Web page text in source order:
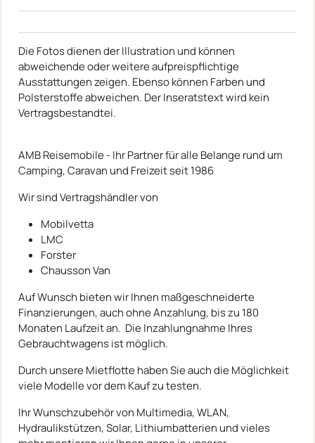
Die Fotos dienen der Illustration und können
abweichende oder weitere aufpreispflichtige
Ausstattungen zeigen. Ebenso können Farben und
Polsterstoffe abweichen. Der Inseratstext wird kein
Vertragsbestandtei.
AMB Reisemobile - Ihr Partner für alle Belange rund um
Camping, Caravan und Freizeit seit 1986
Wir sind Vertragshändler von
Mobilvetta
LMC
Forster
Chausson Van
Auf Wunsch bieten wir Ihnen maßgeschneiderte
Finanzierungen, auch ohne Anzahlung, bis zu 180
Monaten Laufzeit an. Die Inzahlungnahme Ihres
Gebrauchtwagens ist möglich.
Durch unsere Mietflotte haben Sie auch die Möglichkeit
viele Modelle vor dem Kauf zu testen.
Ihr Wunschzubehör von Multimedia, WLAN,
Hydraulikstützen, Solar, Lithiumbatterien und vieles